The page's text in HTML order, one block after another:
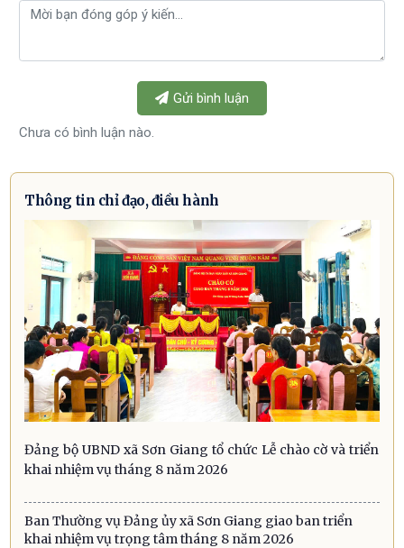
Gửi bình luận
Chưa có bình luận nào.
Thông tin chỉ đạo, điều hành
Đảng bộ UBND xã Sơn Giang tổ chức Lễ chào cờ và triển
khai nhiệm vụ tháng 8 năm 2026
Ban Thường vụ Đảng ủy xã Sơn Giang giao ban triển
khai nhiệm vụ trọng tâm tháng 8 năm 2026